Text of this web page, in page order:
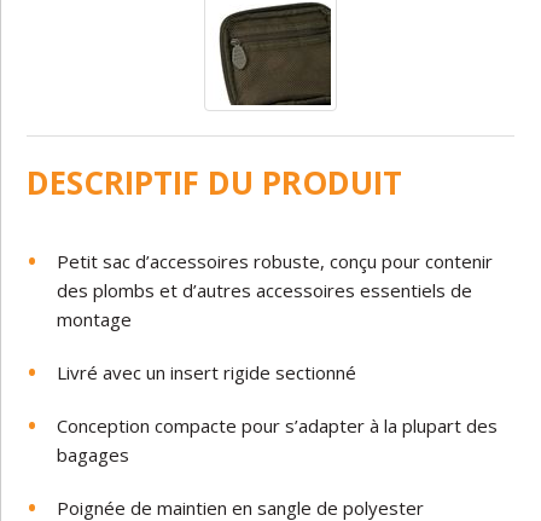
DESCRIPTIF DU PRODUIT
Petit sac d’accessoires robuste, conçu pour contenir
des plombs et d’autres accessoires essentiels de
montage
Livré avec un insert rigide sectionné
Conception compacte pour s’adapter à la plupart des
bagages
Poignée de maintien en sangle de polyester